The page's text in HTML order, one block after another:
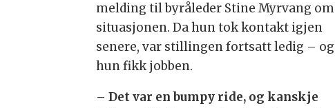
melding til byråleder Stine Myrvang om
situasjonen. Da hun tok kontakt igjen
senere, var stillingen fortsatt ledig – og
hun fikk jobben.
– Det var en bumpy ride, og kanskje